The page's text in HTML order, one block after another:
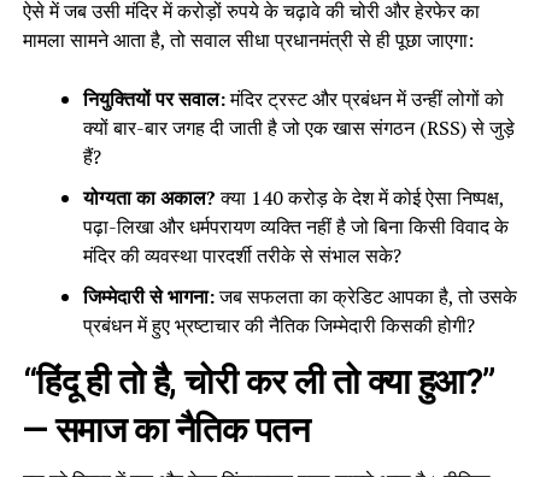
ऐसे में जब उसी मंदिर में करोड़ों रुपये के चढ़ावे की चोरी और हेरफेर का
मामला सामने आता है, तो सवाल सीधा प्रधानमंत्री से ही पूछा जाएगा:
नियुक्तियों पर सवाल:मंदिर ट्रस्ट और प्रबंधन में उन्हीं लोगों को
क्यों बार-बार जगह दी जाती है जो एक खास संगठन (RSS) से जुड़े
हैं?
योग्यता का अकाल?क्या 140 करोड़ के देश में कोई ऐसा निष्पक्ष,
पढ़ा-लिखा और धर्मपरायण व्यक्ति नहीं है जो बिना किसी विवाद के
मंदिर की व्यवस्था पारदर्शी तरीके से संभाल सके?
जिम्मेदारी से भागना:जब सफलता का क्रेडिट आपका है, तो उसके
प्रबंधन में हुए भ्रष्टाचार की नैतिक जिम्मेदारी किसकी होगी?
“हिंदू ही तो है, चोरी कर ली तो क्या हुआ?”
— समाज का नैतिक पतन